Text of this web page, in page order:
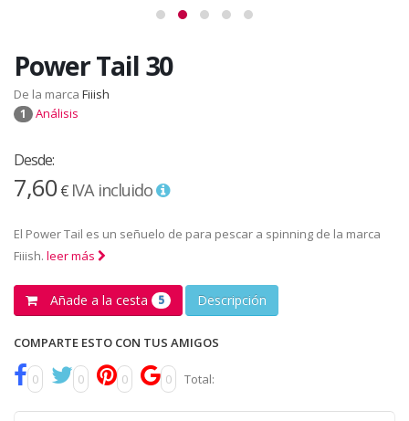
Power Tail 30
De la marca Fiiish
1 Análisis
Desde:
7,60€ IVA incluido
El Power Tail es un señuelo de para pescar a spinning de la marca
Fiiish. leer más
Añade a la cesta 5 Descripción
COMPARTE ESTO CON TUS AMIGOS
0 0 0 0 Total: